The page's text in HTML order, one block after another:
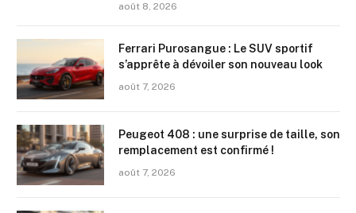
août 8, 2026
Ferrari Purosangue : Le SUV sportif
s’apprête à dévoiler son nouveau look
août 7, 2026
Peugeot 408 : une surprise de taille, son
remplacement est confirmé !
août 7, 2026